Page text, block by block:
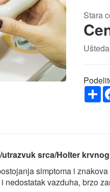
Stara
srca/Holter
simptoma i
nedostatak vazduha, brzo